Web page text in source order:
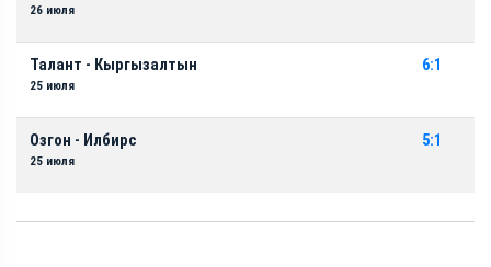
26 июля
Талант - Кыргызалтын
25 июля
6:1
Озгон - Илбирс
25 июля
5:1